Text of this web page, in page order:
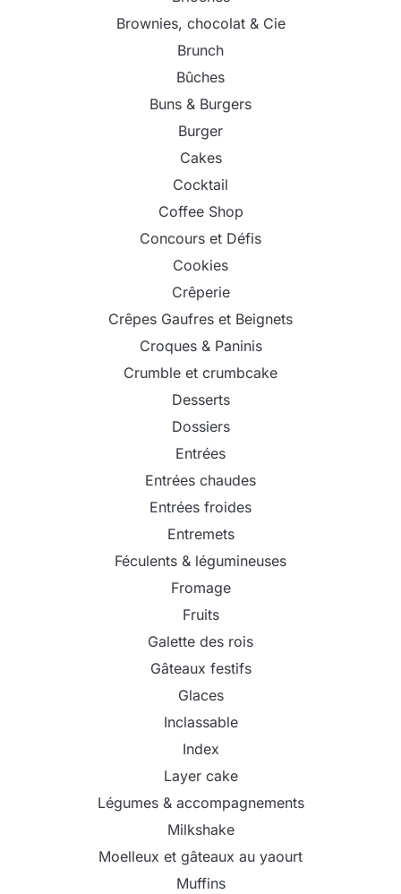
Brownies, chocolat & Cie
Brunch
Bûches
Buns & Burgers
Burger
Cakes
Cocktail
Coffee Shop
Concours et Défis
Cookies
Crêperie
Crêpes Gaufres et Beignets
Croques & Paninis
Crumble et crumbcake
Desserts
Dossiers
Entrées
Entrées chaudes
Entrées froides
Entremets
Féculents & légumineuses
Fromage
Fruits
Galette des rois
Gâteaux festifs
Glaces
Inclassable
Index
Layer cake
Légumes & accompagnements
Milkshake
Moelleux et gâteaux au yaourt
Muffins